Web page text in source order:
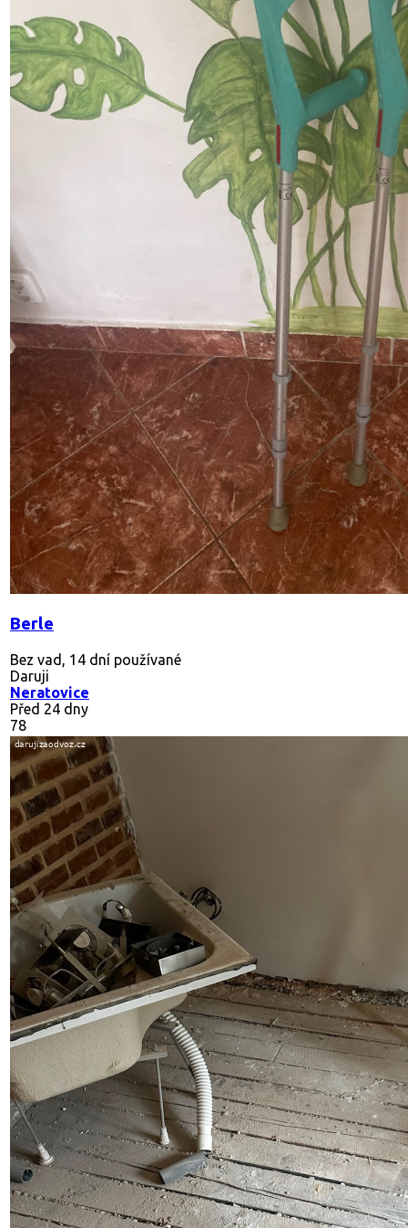
Berle
Bez vad, 14 dní používané
Daruji
Neratovice
Před 24 dny
78